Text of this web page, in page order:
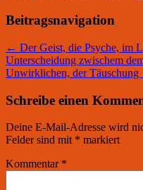
Beitragsnavigation
← Der Geist, die Psyche, im
Unterscheidung zwischem
Unwirklichen, der Täuschung
Schreibe einen
Deine E-Mail-Adresse wird
Felder sind mit * markiert
Kommentar *